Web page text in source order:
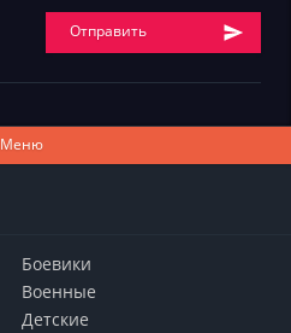
Отправить
Меню
Боевики
Военные
Детские